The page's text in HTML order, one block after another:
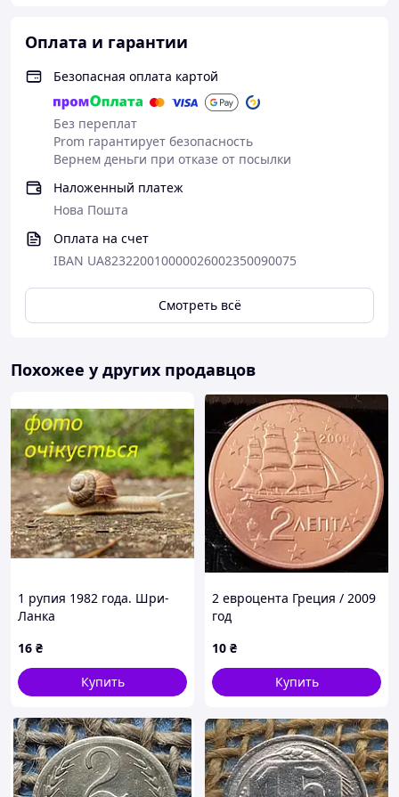
Оплата и гарантии
Безопасная оплата картой
Без переплат
Prom гарантирует безопасность
Вернем деньги при отказе от посылки
Наложенный платеж
Нова Пошта
Оплата на счет
IBAN UA823220010000026002350090075
Смотреть всё
Похожее у других продавцов
1 рупия 1982 года. Шри-
Ланка
16 ₴
Купить
2 евроцента Греция / 2009
год
10 ₴
Купить